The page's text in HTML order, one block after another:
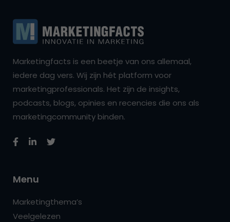
Marketingfacts is een beetje van ons allemaal,
iedere dag vers. Wij zijn hét platform voor
marketingprofessionals. Het zijn de insights,
podcasts, blogs, opinies en recencies die ons als
marketingcommunity binden.
Menu
Marketingthema’s
Veelgelezen